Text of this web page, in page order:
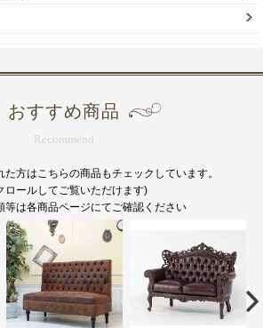
おすすめ商品
Recommend
た方はこちらの商品もチェックしています。
ロールしてご覧いただけます)
は各商品ページにてご確認ください